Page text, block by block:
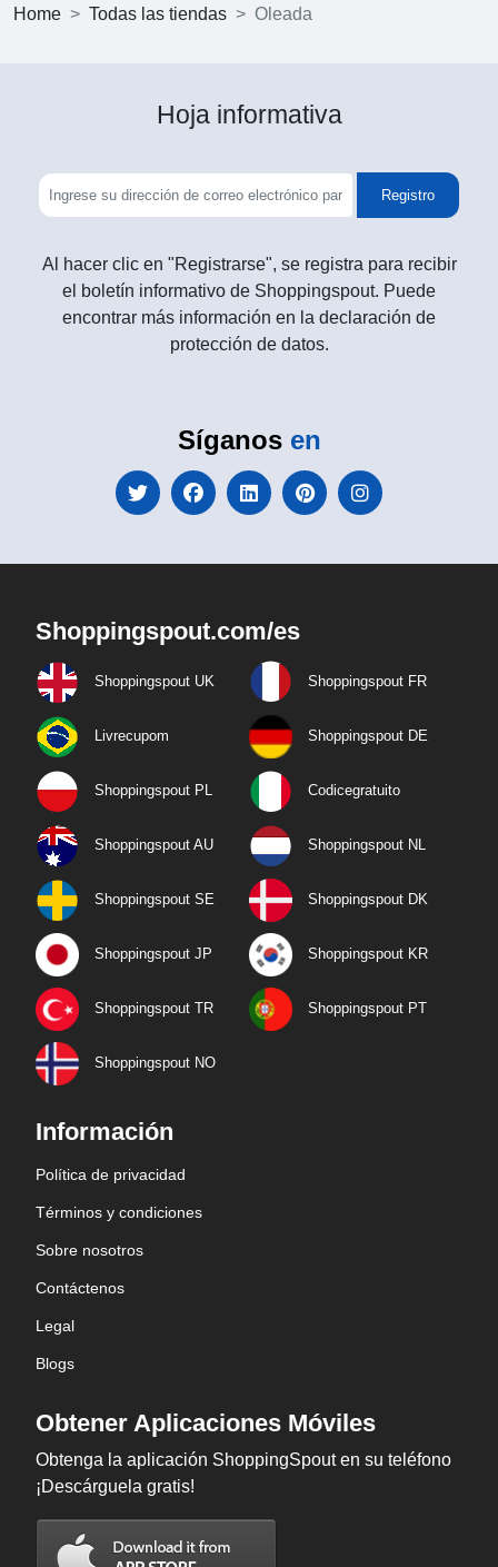
Home Todas las tiendas Oleada
Hoja informativa
Registro
Al hacer clic en "Registrarse", se registra para recibir
el boletín informativo de Shoppingspout. Puede
encontrar más información en la declaración de
protección de datos.
Síganos en
Shoppingspout.com/es
Shoppingspout UK Shoppingspout FR
Livrecupom Shoppingspout DE
Shoppingspout PL Codicegratuito
Shoppingspout AU Shoppingspout NL
Shoppingspout SE Shoppingspout DK
Shoppingspout JP Shoppingspout KR
Shoppingspout TR Shoppingspout PT
Shoppingspout NO
Información
Política de privacidad
Términos y condiciones
Sobre nosotros
Contáctenos
Legal
Blogs
Obtener Aplicaciones Móviles
Obtenga la aplicación ShoppingSpout en su teléfono
¡Descárguela gratis!